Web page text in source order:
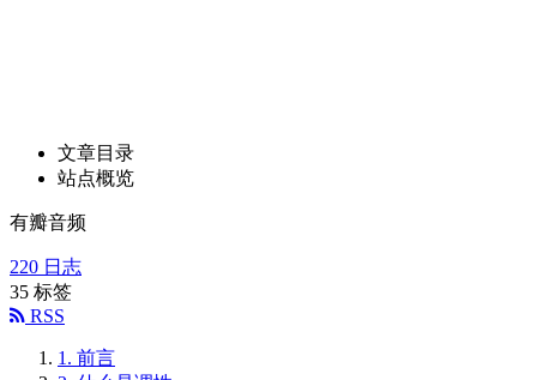
文章目录
站点概览
有瓣音频
220 日志
35 标签
RSS
1. 前言